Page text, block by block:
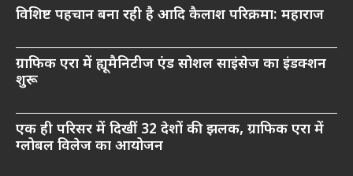
विशिष्ट पहचान बना रही है आदि कैलाश परिक्रमा: महाराज
ग्राफिक एरा में ह्यूमैनिटीज एंड सोशल साइंसेज का इंडक्शन
शुरू
एक ही परिसर में दिखीं 32 देशों की झलक, ग्राफिक एरा में
ग्लोबल विलेज का आयोजन